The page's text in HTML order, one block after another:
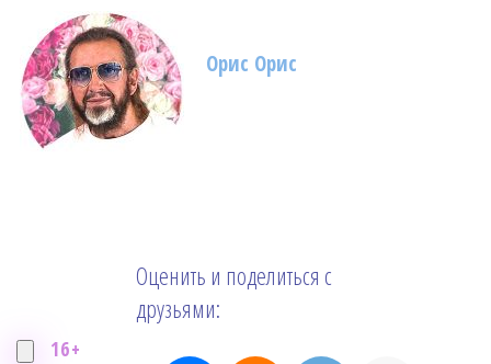
Орис Орис
16+
Оценить и поделиться с
друзьями: